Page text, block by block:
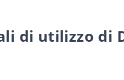
di utilizzo di